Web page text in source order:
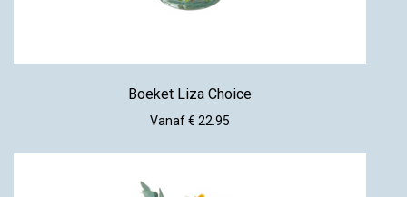
Boeket Liza Choice
Vanaf € 22.95